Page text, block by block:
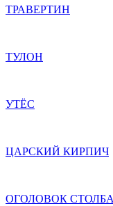
ТРАВЕРТИН
ТУЛОН
УТЁС
ЦАРСКИЙ КИРПИЧ
ОГОЛОВОК СТОЛБА